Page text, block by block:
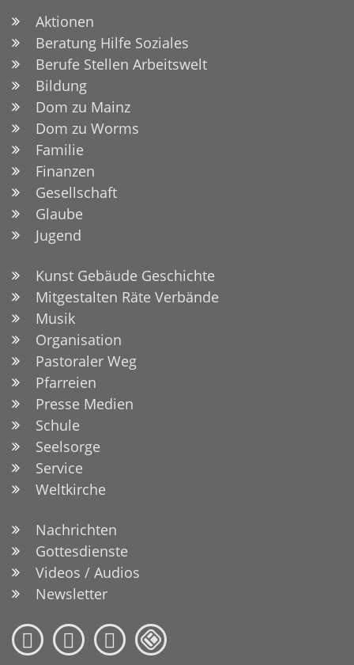
Aktionen
Beratung Hilfe Soziales
Berufe Stellen Arbeitswelt
Bildung
Dom zu Mainz
Dom zu Worms
Familie
Finanzen
Gesellschaft
Glaube
Jugend
Kunst Gebäude Geschichte
Mitgestalten Räte Verbände
Musik
Organisation
Pastoraler Weg
Pfarreien
Presse Medien
Schule
Seelsorge
Service
Weltkirche
Nachrichten
Gottesdienste
Videos / Audios
Newsletter